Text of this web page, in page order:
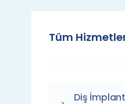
Tüm
Diş